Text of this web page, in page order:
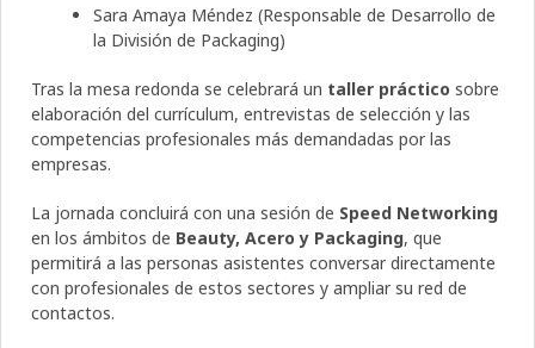
Sara Amaya Méndez (Responsable de Desarrollo de
la División de Packaging)
Tras la mesa redonda se celebrará un taller práctico sobre
elaboración del currículum, entrevistas de selección y las
competencias profesionales más demandadas por las
empresas.
La jornada concluirá con una sesión de Speed Networking
en los ámbitos de Beauty, Acero y Packaging, que
permitirá a las personas asistentes conversar directamente
con profesionales de estos sectores y ampliar su red de
contactos.